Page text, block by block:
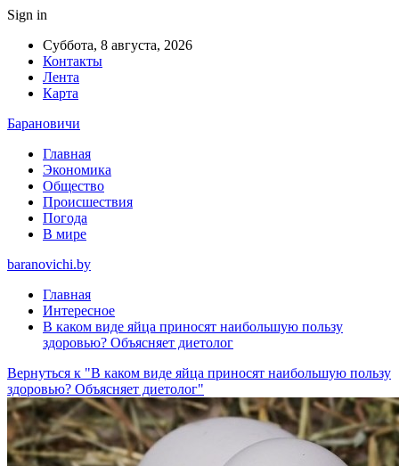
Sign in
Суббота, 8 августа, 2026
Контакты
Лента
Карта
Барановичи
Главная
Экономика
Общество
Происшествия
Погода
В мире
baranovichi.by
Главная
Интересное
В каком виде яйца приносят наибольшую пользу
здоровью? Объясняет диетолог
Вернуться к "В каком виде яйца приносят наибольшую пользу
здоровью? Объясняет диетолог"